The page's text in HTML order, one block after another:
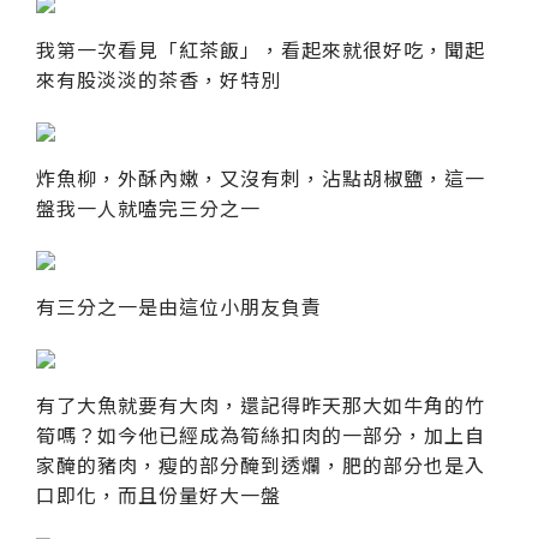
我第一次看見「紅茶飯」，看起來就很好吃，聞起
來有股淡淡的茶香，好特別
炸魚柳，外酥內嫩，又沒有刺，沾點胡椒鹽，這一
盤我一人就嗑完三分之一
有三分之一是由這位小朋友負責
有了大魚就要有大肉，還記得昨天那大如牛角的竹
筍嗎？如今他已經成為筍絲扣肉的一部分，加上自
家醃的豬肉，瘦的部分醃到透爛，肥的部分也是入
口即化，而且份量好大一盤